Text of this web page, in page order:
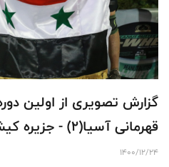
گزارش تصویری از اولین
قهرمانی آسیا(2) - جزیره کیش
1400/12/24